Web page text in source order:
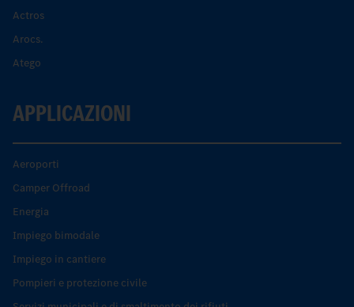
Actros
Arocs.
Atego
APPLICAZIONI
Aeroporti
Camper Offroad
Energia
Impiego bimodale
Impiego in cantiere
Pompieri e protezione civile